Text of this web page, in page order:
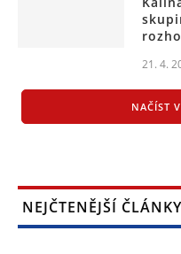
21. 4.
NAČÍST
NEJČTENĚJŠÍ ČLÁNKY